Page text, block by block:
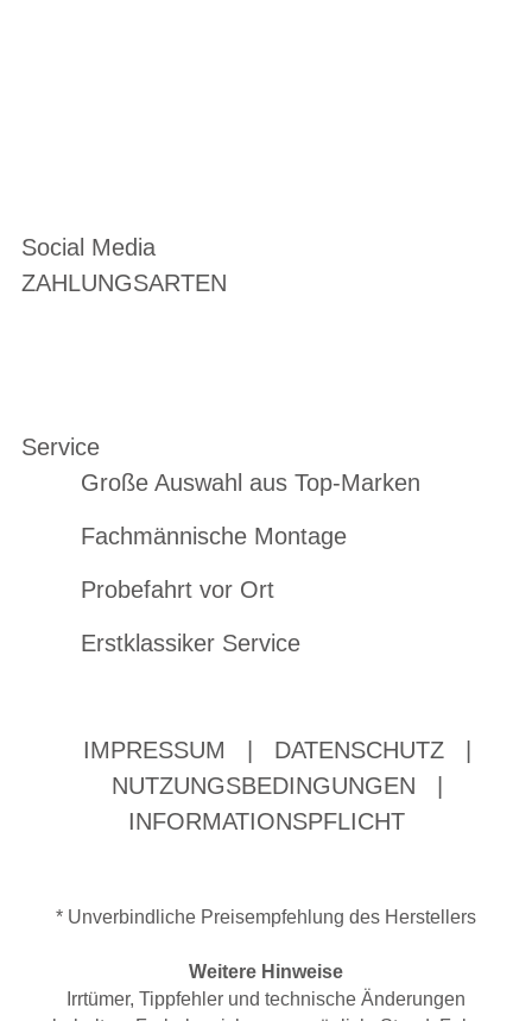
Social Media
ZAHLUNGSARTEN
Service
Große Auswahl aus Top-Marken
Fachmännische Montage
Probefahrt vor Ort
Erstklassiker Service
IMPRESSUM DATENSCHUTZ
NUTZUNGSBEDINGUNGEN
INFORMATIONSPFLICHT
* Unverbindliche Preisempfehlung des Herstellers
Weitere Hinweise
Irrtümer, Tippfehler und technische Änderungen